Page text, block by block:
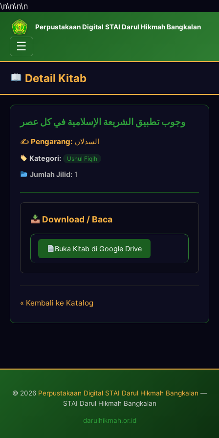
\n\n\n\n
Perpustakaan Digital STAI Darul Hikmah Bangkalan
☰
Detail Kitab
وجوب تطبيق الشريعة الإسلامية في كل عصر
✍️ Pengarang: السدلان
Kategori: Ushul Fiqih
Jumlah Jilid: 1
Download / Baca
Buka Kitab di Google Drive
« Kembali ke Katalog
© 2026 Perpustakaan Digital STAI Darul Hikmah Bangkalan —
STAI Darul Hikmah Bangkalan
darulhikmah.or.id